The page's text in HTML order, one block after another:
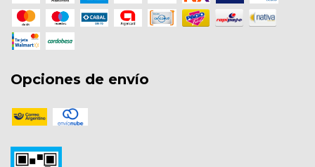
Opciones de envío